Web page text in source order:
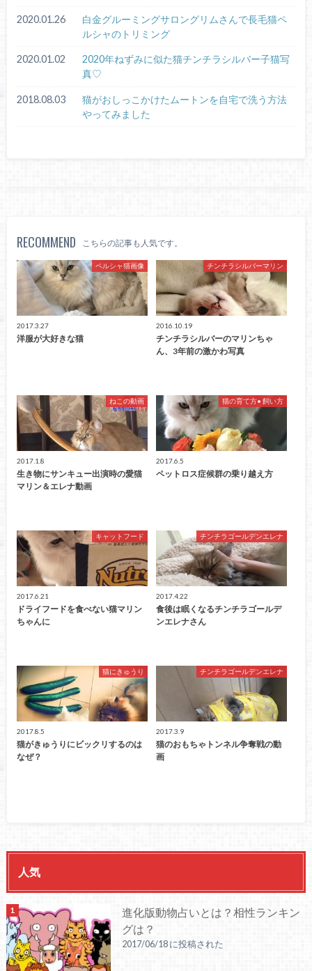
2020.01.26
白金グルーミングサロングリムさんで長毛猫ペ
ルシャのトリミング
2020.01.02
2020年ねずみに似た猫チンチラシルバー子猫写
真♡
2018.08.03
猫がおしっこかけたムートンを自宅で洗う方法
やってみました
RECOMMEND こちらの記事も人気です。
ペルシャ猫画像
2017.3.27
洋服が大好きな猫
チンチラシルバーマリン
2016.10.19
チンチラシルバーのマリンちゃ
ん、3年前の激かわ写真
ねこの動画
2017.1.8
生き物にサンキュー出演時の愛猫
マリン＆エレナ動画
猫の育て方• 飼い方
2017.6.5
ペットロス症候群の乗り越え方
キャットフード
2017.6.21
ドライフードを食べない猫マリン
ちゃんに
チンチラゴールデンエレナ
2017.4.22
食後は眠くなるチンチラゴールデ
ンエレナさん
猫にきゅうり
2017.8.5
猫がきゅうりにビックリするのは
なぜ？
チンチラゴールデンエレナ
2017.3.9
猫のおもちゃトンネル争奪戦の動
画
人気
進化版動物占いとは？相性ランキン
グは？
2017/06/18 に投稿された